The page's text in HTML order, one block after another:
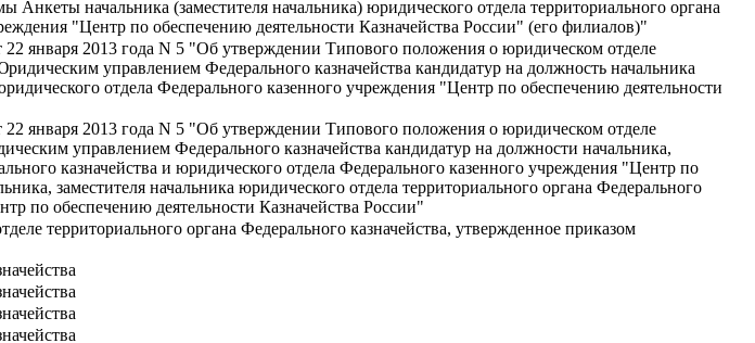
начальника (заместителя начальника) юридического отдела территориального органа
"Центр по обеспечению деятельности Казначейства России" (его филиалов)"
января 2013 года N 5 "Об утверждении Типового положения о юридическом отделе
управлением Федерального казначейства кандидатур на должность начальника
отдела Федерального казенного учреждения "Центр по обеспечению деятельности
января 2013 года N 5 "Об утверждении Типового положения о юридическом отделе
управлением Федерального казначейства кандидатур на должности начальника,
казначейства и юридического отдела Федерального казенного учреждения "Центр по
заместителя начальника юридического отдела территориального органа Федерального
по обеспечению деятельности Казначейства России"
территориального органа Федерального казначейства, утвержденное приказом